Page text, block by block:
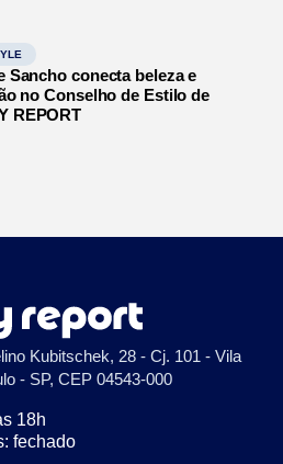
Sancho conecta beleza e
no Conselho de Estilo de
REPORT
Kubitschek, 28 - Cj. 101 - Vila
- SP, CEP 04543-000
18h
fechado